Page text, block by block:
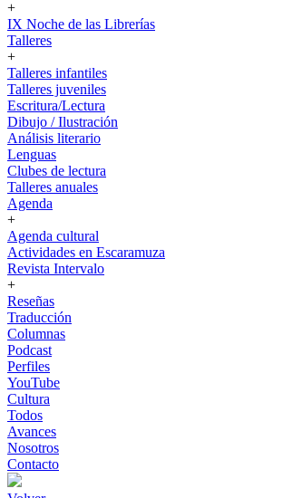
+
IX Noche de las Librerías
Talleres
+
Talleres infantiles
Talleres juveniles
Escritura/Lectura
Dibujo / Ilustración
Análisis literario
Lenguas
Clubes de lectura
Talleres anuales
Agenda
+
Agenda cultural
Actividades en Escaramuza
Revista Intervalo
+
Reseñas
Traducción
Columnas
Podcast
Perfiles
YouTube
Cultura
Todos
Avances
Nosotros
Contacto